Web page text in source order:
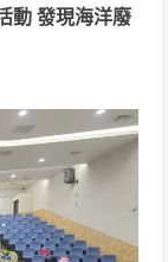
動 發現海洋廢